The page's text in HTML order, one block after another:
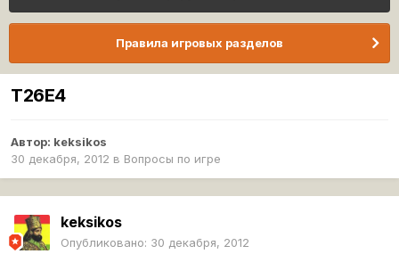
Правила игровых разделов
Т26E4
Автор: keksikos
30 декабря, 2012 в Вопросы по игре
keksikos
Опубликовано: 30 декабря, 2012